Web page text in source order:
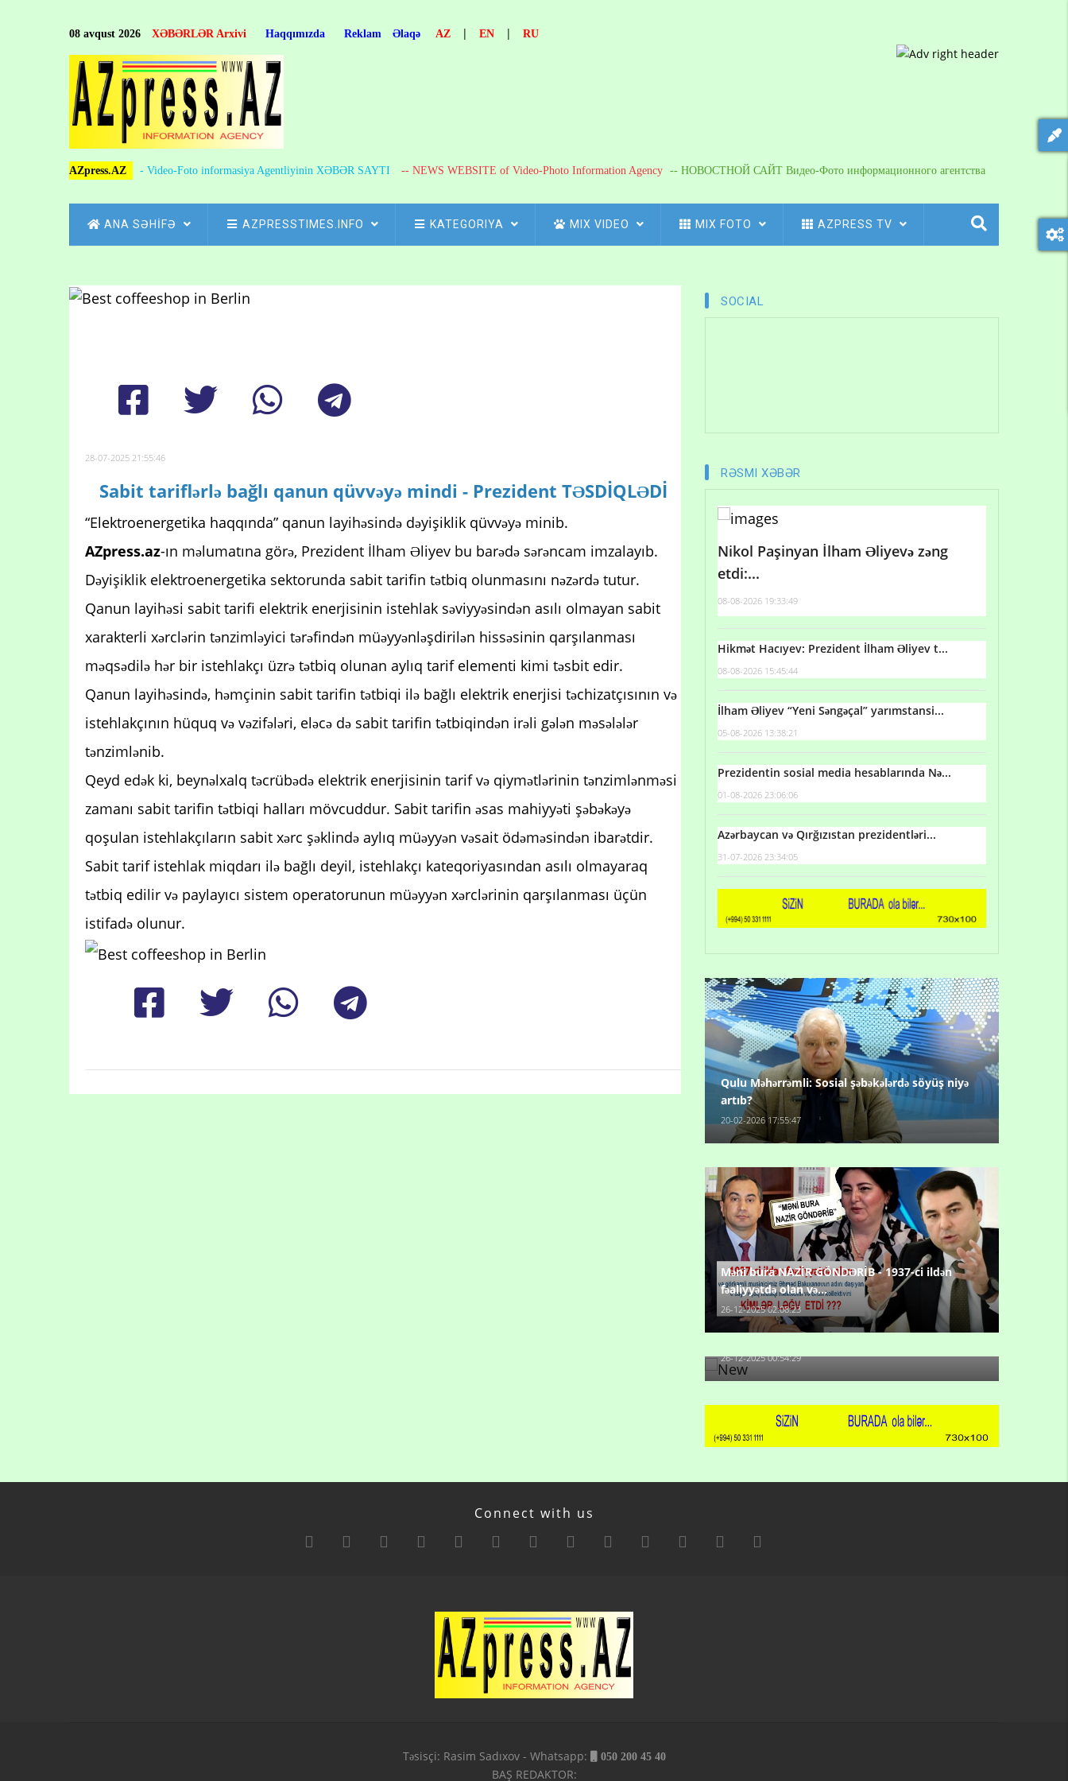
08 avqust 2026 XƏBƏRLƏR Arxivi Haqqımızda Reklam Əlaqə AZ | EN | RU
AZpress.AZ - Video-Foto informasiya Agentliyinin XƏBƏR SAYTI -- NEWS WEBSITE of Video-Photo Information Agency -- НОВОСТНОЙ САЙТ Видео-Фото информационного агентства
MAIN
NAVIGATION
ANA SƏHİFƏ AZPRESSTIMES.INFO KATEGORIYA MIX VIDEO MIX FOTO AZPRESS TV
Breadcrumb
28-07-2025 21:55:46
Sabit tariflərlə bağlı qanun qüvvəyə mindi - Prezident TƏSDİQLƏDİ
“Elektroenergetika haqqında” qanun layihəsində dəyişiklik qüvvəyə minib.
AZpress.az-ın məlumatına görə, Prezident İlham Əliyev bu barədə sərəncam imzalayıb.
Dəyişiklik elektroenergetika sektorunda sabit tarifin tətbiq olunmasını nəzərdə tutur.
Qanun layihəsi sabit tarifi elektrik enerjisinin istehlak səviyyəsindən asılı olmayan sabit
xarakterli xərclərin tənzimləyici tərəfindən müəyyənləşdirilən hissəsinin qarşılanması
məqsədilə hər bir istehlakçı üzrə tətbiq olunan aylıq tarif elementi kimi təsbit edir.
Qanun layihəsində, həmçinin sabit tarifin tətbiqi ilə bağlı elektrik enerjisi təchizatçısının və
istehlakçının hüquq və vəzifələri, eləcə də sabit tarifin tətbiqindən irəli gələn məsələlər
tənzimlənib.
Qeyd edək ki, beynəlxalq təcrübədə elektrik enerjisinin tarif və qiymətlərinin tənzimlənməsi
zamanı sabit tarifin tətbiqi halları mövcuddur. Sabit tarifin əsas mahiyyəti şəbəkəyə
qoşulan istehlakçıların sabit xərc şəklində aylıq müəyyən vəsait ödəməsindən ibarətdir.
Sabit tarif istehlak miqdarı ilə bağlı deyil, istehlakçı kateqoriyasından asılı olmayaraq
tətbiq edilir və paylayıcı sistem operatorunun müəyyən xərclərinin qarşılanması üçün
istifadə olunur.
SOCIAL
RƏSMI XƏBƏR
Nikol Paşinyan İlham Əliyevə zəng
etdi:...
08-08-2026 19:33:49
Hikmət Hacıyev: Prezident İlham Əliyev t...
08-08-2026 15:45:44
İlham Əliyev “Yeni Səngəçal” yarımstansi...
05-08-2026 13:38:21
Prezidentin sosial media hesablarında Nə...
01-08-2026 23:06:06
Azərbaycan və Qırğızıstan prezidentləri...
31-07-2026 23:34:05
Qulu Məhərrəmli: Sosial şəbəkələrdə söyüş niyə
artıb?
20-02-2026 17:55:47
Məni bura NAZİR GÖNDƏRİB - 1937-ci ildən
fəaliyyətdə olan və...
26-12-2025 02:08:23
-Ay qız, sən məhkəməni udmayacaqsan... Sən
bilirsən də, məni...
26-12-2025 00:54:29
Connect with us
Təsisçi: Rasim Sadıxov - Whatsapp: 050 200 45 40
BAŞ REDAKTOR: